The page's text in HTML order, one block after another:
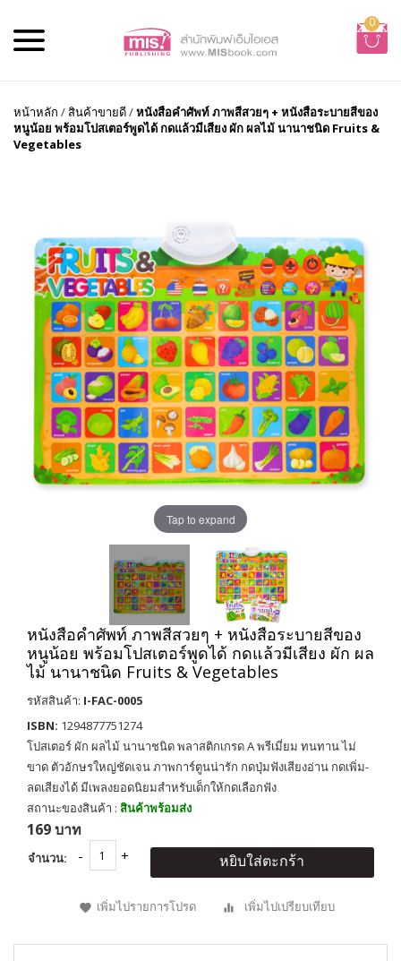
0
หน้าหลัก /สินค้าขายดี/หนังสือคำศัพท์ ภาพสีสวยๆ + หนังสือระบายสีของ
หนูน้อย พร้อมโปสเตอร์พูดได้ กดแล้วมีเสียง ผัก ผลไม้ นานาชนิด Fruits &
Vegetables
Tap to expand
หนังสือคำศัพท์ ภาพสีสวยๆ + หนังสือระบายสีของ
หนูน้อย พร้อมโปสเตอร์พูดได้ กดแล้วมีเสียง ผัก ผล
ไม้ นานาชนิด Fruits & Vegetables
รหัสสินค้า: I-FAC-0005
ISBN: 1294877751274
โปสเตอร์ ผัก ผลไม้ นานาชนิด พลาสติกเกรด A พรีเมี่ยม ทนทาน ไม่
ขาด ตัวอักษรใหญ่ชัดเจน ภาพการ์ตูนน่ารัก กดปุ่มฟังเสียงอ่าน กดเพิ่ม-
ลดเสียงได้ มีเพลงยอดนิยมสำหรับเด็กให้กดเลือกฟัง
สถานะของสินค้า : สินค้าพร้อมส่ง
169 บาท
จำนวน: หยิบใส่ตะกร้า
เพิ่มไปรายการโปรด เพิ่มไปเปรียบเทียบ